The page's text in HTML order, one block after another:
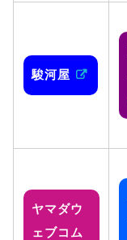
駿河屋
ヤマダウ
ェブコム